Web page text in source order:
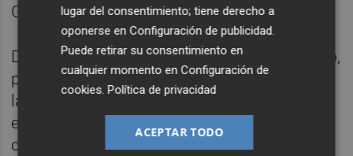
García, Iván López y José Mari.
De este modo, Rubi podría apostar, de nuevo,
por el colombiano Jefferson Lerma en el
lateral derecho y mantendría a Carl Medjani
en el eje de la defensa y el jugador argelino
disputaría su segundo partido con
lugar del consentimiento; tiene derecho a
oponerse enConfiguración de publicidad.
Puede retirar su consentimiento en
cualquier momento enConfiguración de
cookies.Política de privacidad
ACEPTAR TODO